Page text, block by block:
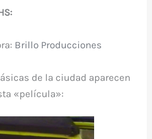
Brillo Producciones
de la ciudad aparecen
«película»: